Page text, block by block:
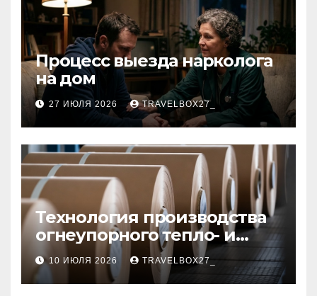
Процесс выезда нарколога
на дом
27 ИЮЛЯ 2026 TRAVELBOX27_
Технология производства
огнеупорного тепло- и
звукоизоляционного
картона из
муллитокремнеземистого
10 ИЮЛЯ 2026 TRAVELBOX27_